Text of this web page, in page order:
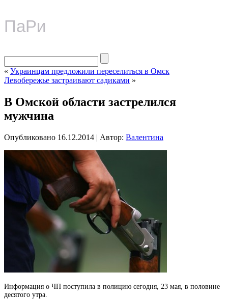
ПаРи
« Украинцам предложили переселиться в Омск
Левобережье застраивают садиками »
В Омской области застрелился
мужчина
Опубликовано 16.12.2014 | Автор: Валентина
Информация о ЧП поступила в полицию сегодня, 23 мая, в половине
десятого утра.